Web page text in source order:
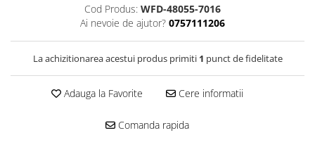
Accesorii si consumabile
Accesorii pentru polizare, slefuire
si frezare
Burghie
Organizatoare
Cod Produs: WFD-48055-7016
Ai nevoie de ajutor? 0757111206
La achizitionarea acestui produs primiti 1 punct de fidelitate
Adauga la Favorite Cere informatii
Comanda rapida